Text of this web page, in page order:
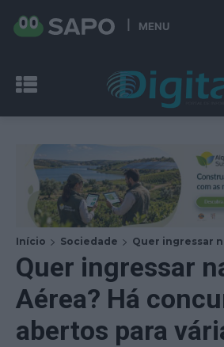
MENU
Início Sociedade Quer ingressar
Quer ingressar
Aérea? Há
abertos para